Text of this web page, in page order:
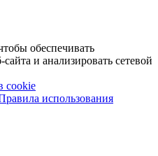
обеспечивать
и анализировать сетевой
cookie
использования